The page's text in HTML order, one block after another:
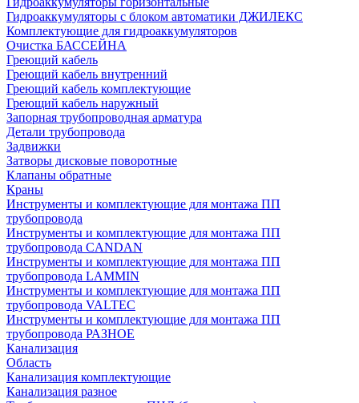
Гидроаккумуляторы с блоком автоматики ДЖИЛЕКС
Комплектующие для гидроаккумуляторов
Очистка БАССЕЙНА
Греющий кабель
Греющий кабель внутренний
Греющий кабель комплектующие
Греющий кабель наружный
Запорная трубопроводная арматура
Детали трубопровода
Задвижки
Затворы дисковые поворотные
Клапаны обратные
Краны
Инструменты и комплектующие для монтажа ПП
трубопровода
Инструменты и комплектующие для монтажа ПП
трубопровода CANDAN
Инструменты и комплектующие для монтажа ПП
трубопровода LAMMIN
Инструменты и комплектующие для монтажа ПП
трубопровода VALTEC
Инструменты и комплектующие для монтажа ПП
трубопровода РАЗНОЕ
Канализация
Область
Канализация комплектующие
Канализация разное